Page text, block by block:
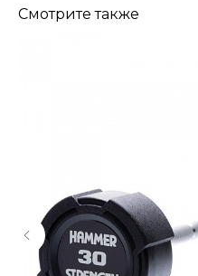
Смотрите также